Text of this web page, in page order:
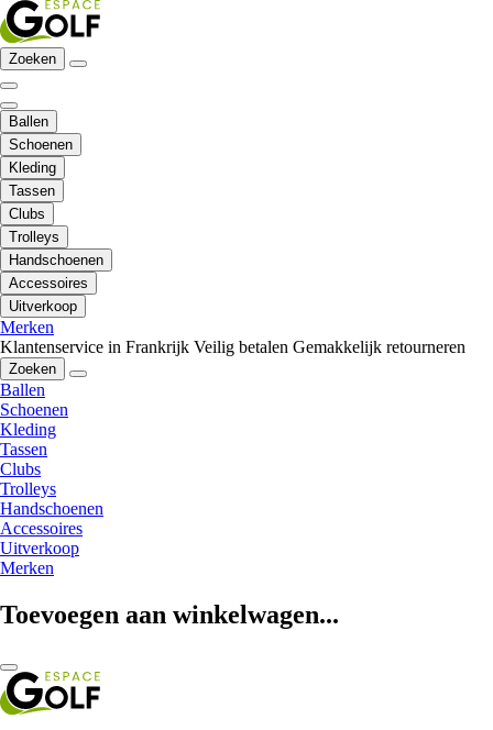
Zoeken
Ballen
Schoenen
Kleding
Tassen
Clubs
Trolleys
Handschoenen
Accessoires
Uitverkoop
Merken
Klantenservice in Frankrijk Veilig betalen Gemakkelijk retourneren
Zoeken
Ballen
Schoenen
Kleding
Tassen
Clubs
Trolleys
Handschoenen
Accessoires
Uitverkoop
Merken
Toevoegen aan winkelwagen...